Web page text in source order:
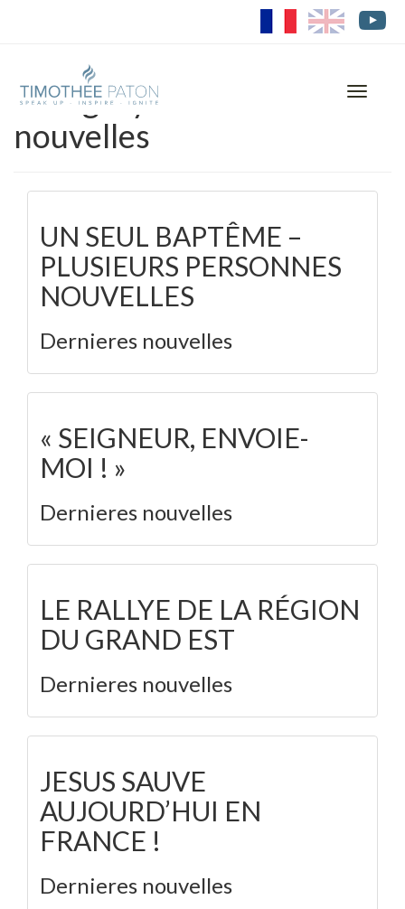
EN
Toggle
Category: Dernieres
nouvelles
UN SEUL BAPTÊME –
PLUSIEURS PERSONNES
NOUVELLES
Dernieres nouvelles
« SEIGNEUR, ENVOIE-
MOI ! »
Dernieres nouvelles
LE RALLYE DE LA RÉGION
DU GRAND EST
Dernieres nouvelles
JESUS SAUVE
AUJOURD’HUI EN
FRANCE !
Dernieres nouvelles